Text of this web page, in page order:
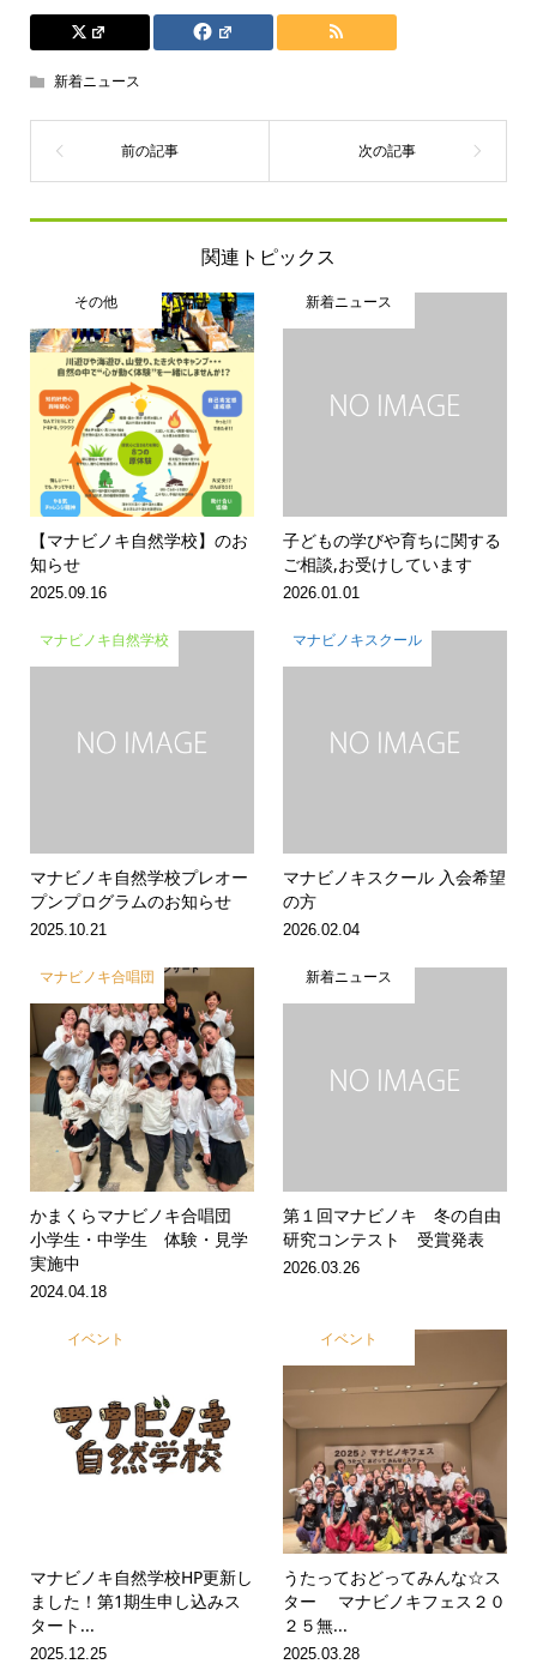
新着ニュース
関連トピックス
その他
【マナビノキ自然学校】のお
知らせ
2025.09.16
新着ニュース
子どもの学びや育ちに関する
ご相談,お受けしています
2026.01.01
マナビノキ自然学校
マナビノキ自然学校プレオー
プンプログラムのお知らせ
2025.10.21
マナビノキスクール
マナビノキスクール 入会希望
の方
2026.02.04
マナビノキ合唱団
かまくらマナビノキ合唱団
小学生・中学生 体験・見学
実施中
2024.04.18
新着ニュース
第１回マナビノキ 冬の自由
研究コンテスト 受賞発表
2026.03.26
イベント
マナビノキ自然学校HP更新し
ました！第1期生申し込みス
タート...
2025.12.25
イベント
うたっておどってみんな☆ス
ター マナビノキフェス２０
２５無...
2025.03.28